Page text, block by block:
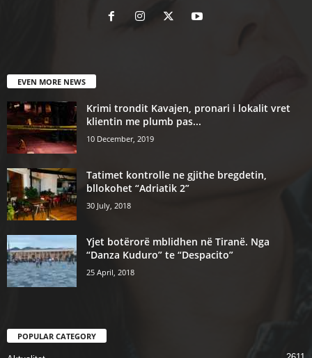
EVEN MORE NEWS
Krimi trondit Kavajen, pronari i lokalit vret
klientin me plumb pas...
10 December, 2019
Tatimet kontrolle ne gjithe bregdetin,
bllokohet “Adriatik 2”
30 July, 2018
Yjet botërorë mblidhen në Tiranë. Nga
“Danza Kuduro” te “Despacito”
25 April, 2018
POPULAR CATEGORY